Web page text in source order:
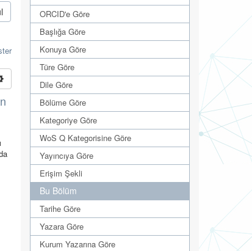
ORCID'e Göre
Başlığa Göre
Konuya Göre
Türe Göre
Dile Göre
Bölüme Göre
Kategoriye Göre
WoS Q Kategorisine Göre
Yayıncıya Göre
Erişim Şekli
Bu Bölüm
Tarihe Göre
Yazara Göre
Kurum Yazarına Göre